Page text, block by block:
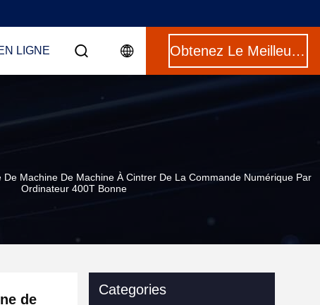
LIGNE Obtenez Le Meilleur Prix
Machine De Machine À Cintrer De La Commande Numérique Par
Ordinateur 400T Bonne
de
Categories